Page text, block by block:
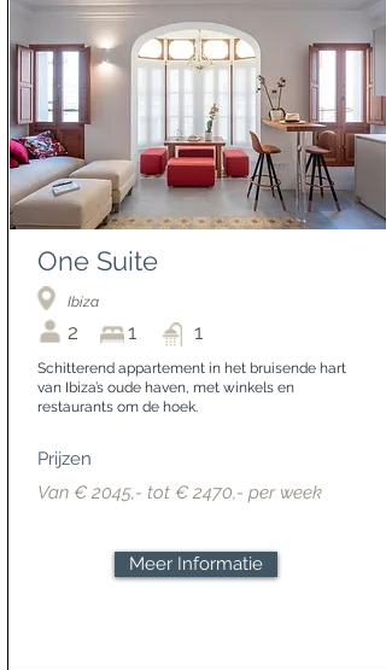
One Suite
Ibiza
2 1 1
Schitterend appartement in het bruisende hart
van Ibiza’s oude haven, met winkels en
restaurants om de hoek.
Prijzen
Van € 2045,- tot € 2470,- per week
Meer Informatie